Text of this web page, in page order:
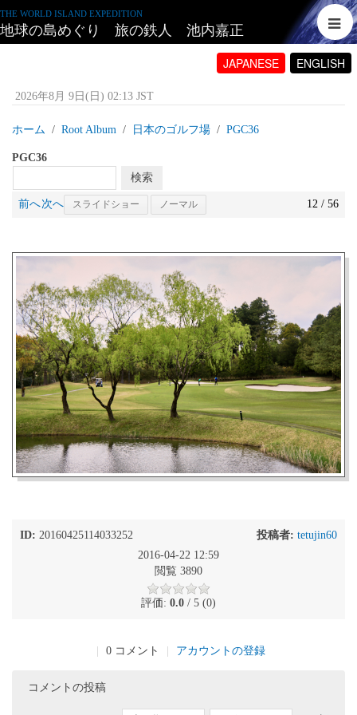
THE WORLD ISLAND EXPEDITION
地球の島めぐり 旅の鉄人 池内嘉正
JAPANESE ENGLISH
2026年8月 9日(日) 02:13 JST
ホーム Root Album 日本のゴルフ場 PGC36
PGC36
前へ次へ スライドショー ノーマル 12 / 56
ID: 20160425114033252 投稿者: tetujin60
2016-04-22 12:59
閲覧 3890
評価: 0.0 / 5 (0)
0 コメント アカウントの登録
コメントの投稿